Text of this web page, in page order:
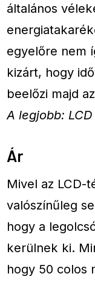
általános
egyelőre nem
kizárt, hogy
beelőzi majd
A legjobb: LCD
Ár
Mivel az LCD-
valószínűleg
hogy a
kerülnek ki.
hogy 50 colos